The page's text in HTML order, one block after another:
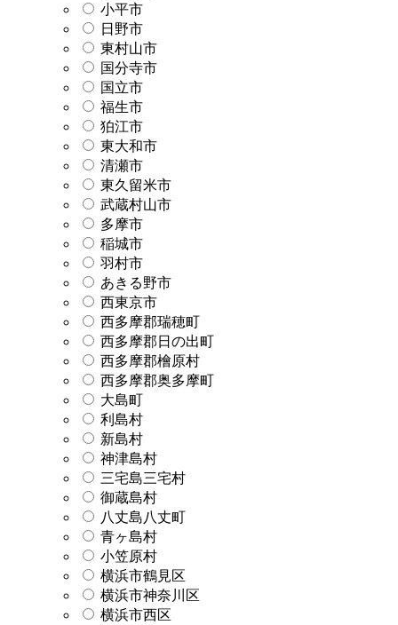
小平市
日野市
東村山市
国分寺市
国立市
福生市
狛江市
東大和市
清瀬市
東久留米市
武蔵村山市
多摩市
稲城市
羽村市
あきる野市
西東京市
西多摩郡瑞穂町
西多摩郡日の出町
西多摩郡檜原村
西多摩郡奥多摩町
大島町
利島村
新島村
神津島村
三宅島三宅村
御蔵島村
八丈島八丈町
青ヶ島村
小笠原村
横浜市鶴見区
横浜市神奈川区
横浜市西区